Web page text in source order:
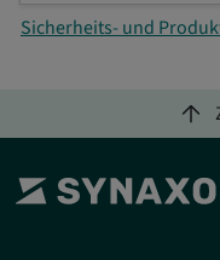
Sicherheits- und
arrow_upward